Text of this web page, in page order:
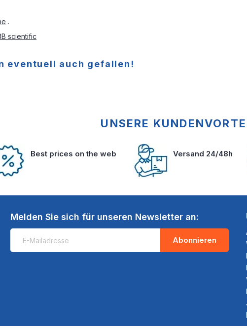
.
scientific
eventuell auch gefallen!
UNSERE
Best prices on the web Versand 24/48h
Melden Sie sich für unseren Newsletter an:
Abonnieren